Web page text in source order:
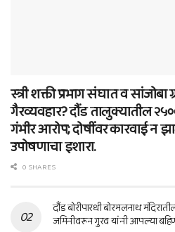
स्त्री शक्ती प्रभाग संघात व सांजोबा
गैरव्यवहार? दौंड तालुक्यातील
गंभीर आरोप; दोषींवर कारवाई न
उपोषणाचा इशारा.
0 SHARES
दौंड बोरीपारधी बोरमलनाथ
जमिनीवरून गुरव यांनी आपल्या